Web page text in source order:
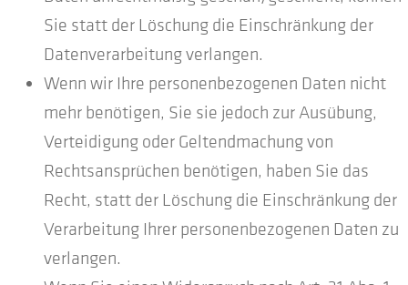
Sie statt der Löschung die Einschränkung der
Datenverarbeitung verlangen.
Wenn wir Ihre personenbezogenen Daten nicht
mehr benötigen, Sie sie jedoch zur Ausübung,
Verteidigung oder Geltendmachung von
Rechtsansprüchen benötigen, haben Sie das
Recht, statt der Löschung die Einschränkung der
Verarbeitung Ihrer personenbezogenen Daten zu
verlangen.